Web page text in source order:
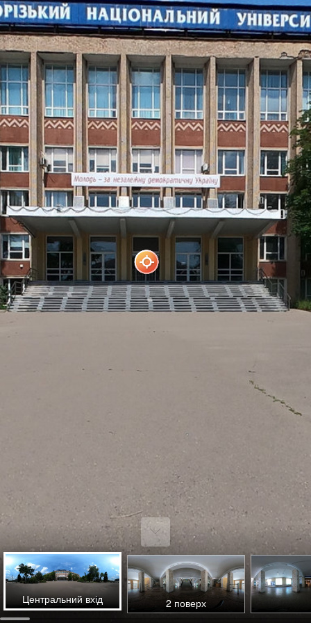
Центральний вхід 2 поверх
КНУ
Powered by Lapentor - the best Virtual Tour Software